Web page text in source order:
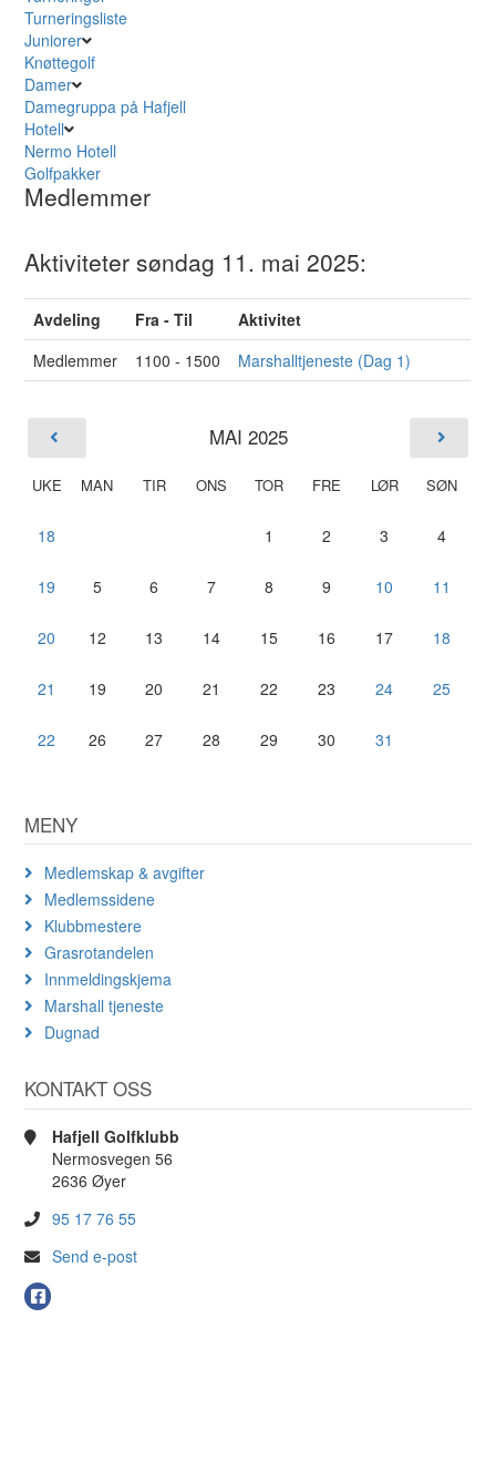
Turneringsliste
Juniorer
Knøttegolf
Damer
Damegruppa på Hafjell
Hotell
Nermo Hotell
Golfpakker
Medlemmer
Aktiviteter søndag 11. mai 2025:
Avdeling Fra - Til
Aktivitet
Medlemmer
1100 - 1500 Marshalltjeneste (Dag 1)
MAI 2025
UKE MAN TIR ONS TOR FRE LØR SØN
18 1 2 3 4
19 5 6 7 8 9 10 11
20 12 13 14 15 16 17 18
21 19 20 21 22 23 24 25
22 26 27 28 29 30 31
MENY
Medlemskap & avgifter
Medlemssidene
Klubbmestere
Grasrotandelen
Innmeldingskjema
Marshall tjeneste
Dugnad
KONTAKT OSS
Hafjell Golfklubb
Nermosvegen 56
2636 Øyer
95 17 76 55
Send e-post